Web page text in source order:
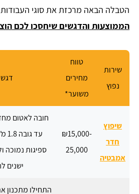
הטבלה הבאה מרכזת את סוגי העבודות
הממוצעות והדגשים שיחסכו לכם
שירות
נפוץ
טווח
מחירים
משוער*
שיפוץ
חדר
אמבטיה
₪15,000-
25,000
חובה לאטום
ספיגות נמוכה
ישנים
התחילו מתכנון